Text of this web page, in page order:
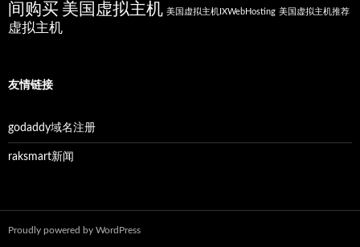
间购买 美国虚拟主机 美国虚拟主机IXWebHosting 美国虚拟主机推荐
虚拟主机
友情链接
godaddy域名注册
raksmart新闻
Proudly powered by WordPress